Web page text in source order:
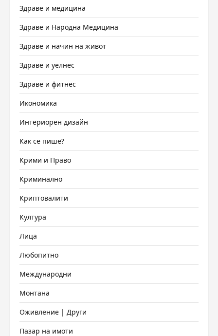
Здраве и медицина
Здраве и Народна Медицина
Здраве и начин на живот
Здраве и уелнес
Здраве и фитнес
Икономика
Интериорен дизайн
Как се пише?
Крими и Право
Криминално
Криптовалити
Култура
Лица
Любопитно
Международни
Монтана
Оживление | Други
Пазар на имоти